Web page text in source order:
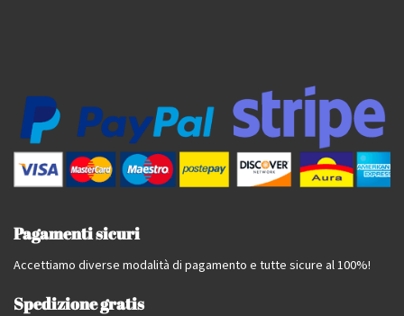
Pagamenti sicuri
Accettiamo diverse modalità di pagamento e tutte sicure al 100%!
Spedizione gratis